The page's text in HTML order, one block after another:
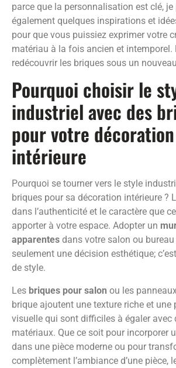
parce que la personnalisation est clé, je
également quelques inspirations et
pour que vous puissiez exprimer votre
matériau à la fois ancien et intemporel.
redécouvrir les briques sous un
Pourquoi choisir le
industriel avec des
pour votre décoration
intérieure
Pourquoi se tourner vers le style
briques pour sa décoration intérieure ?
dans l’authenticité et le caractère que
apporter à votre espace. Adopter un
apparentes dans votre salon ou bureau
seulement une décision esthétique;
de style.
Les briques pour salon ou les
brique ajoutent une texture riche et une
visuelle qui sont difficiles à égaler avec
matériaux. Que ce soit pour incorporer
dans une pièce moderne ou pour
complètement l’ambiance d’une pièce,